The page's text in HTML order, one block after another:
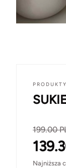
PRODUKTY
199.00
Najniższa